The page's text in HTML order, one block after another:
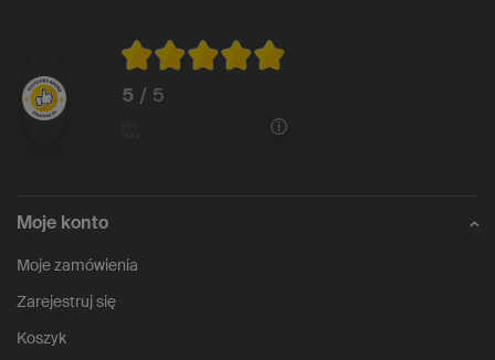
5 / 5
Moje konto
Moje zamówienia
Zarejestruj się
Koszyk